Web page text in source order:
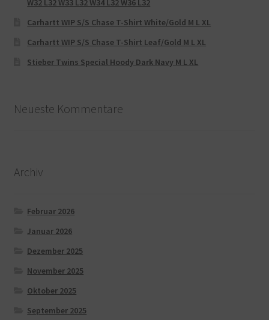
W32 L32 W33 L32 W34 L32 W36 L32
Carhartt WIP S/S Chase T-Shirt White/Gold M L XL
Carhartt WIP S/S Chase T-Shirt Leaf/Gold M L XL
Stieber Twins Special Hoody Dark Navy M L XL
Neueste Kommentare
Archiv
Februar 2026
Januar 2026
Dezember 2025
November 2025
Oktober 2025
September 2025